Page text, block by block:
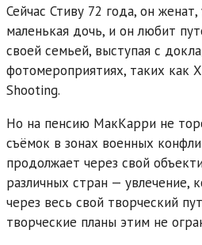
Сейчас Стиву 72 года, он женат,
маленькая дочь, и он любит
своей семьей, выступая с
фотомероприятиях, таких как
Shooting.
Но на пенсию МакКарри не
съёмок в зонах военных
продолжает через свой
различных стран — увлечение,
через весь свой творческий
творческие планы этим не